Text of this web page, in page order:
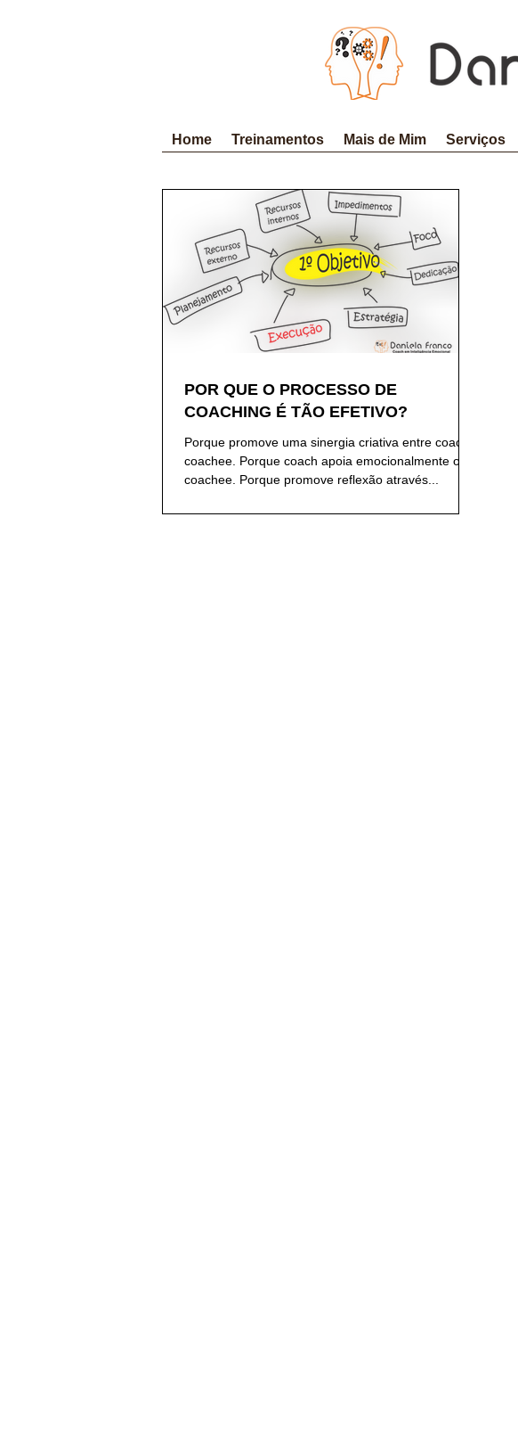
Home Treinamentos Mais de Mim Serviços
POR QUE O PROCESSO DE
COACHING É TÃO EFETIVO?
Porque promove uma sinergia criativa entre coach e
coachee. Porque coach apoia emocionalmente o
coachee. Porque promove reflexão através...